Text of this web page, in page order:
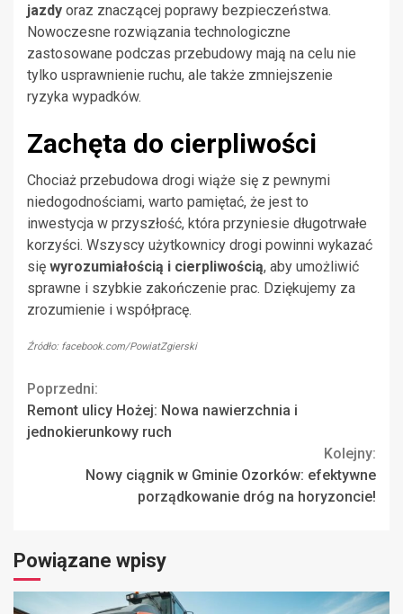
jazdy oraz znaczącej poprawy bezpieczeństwa.
Nowoczesne rozwiązania technologiczne
zastosowane podczas przebudowy mają na celu nie
tylko usprawnienie ruchu, ale także zmniejszenie
ryzyka wypadków.
Zachęta do cierpliwości
Chociaż przebudowa drogi wiąże się z pewnymi
niedogodnościami, warto pamiętać, że jest to
inwestycja w przyszłość, która przyniesie długotrwałe
korzyści. Wszyscy użytkownicy drogi powinni wykazać
się wyrozumiałością i cierpliwością, aby umożliwić
sprawne i szybkie zakończenie prac. Dziękujemy za
zrozumienie i współpracę.
Źródło: facebook.com/PowiatZgierski
Continue
Reading
Poprzedni:
Remont ulicy Hożej: Nowa nawierzchnia i
jednokierunkowy ruch
Kolejny:
Nowy ciągnik w Gminie Ozorków: efektywne
porządkowanie dróg na horyzoncie!
Powiązane wpisy